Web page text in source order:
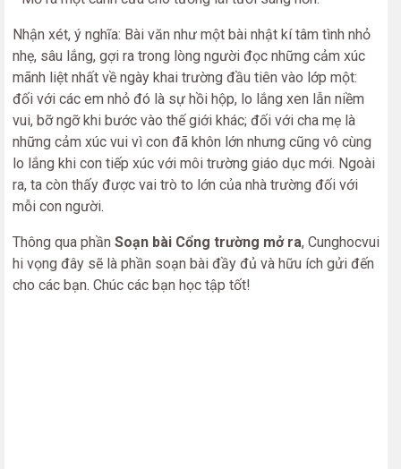
Nhận xét, ý nghĩa: Bài văn như một bài nhật kí tâm tình nhỏ
nhẹ, sâu lắng, gợi ra trong lòng người đọc những cảm xúc
mãnh liệt nhất về ngày khai trường đầu tiên vào lớp một:
đối với các em nhỏ đó là sự hồi hộp, lo lắng xen lẫn niềm
vui, bỡ ngỡ khi bước vào thế giới khác; đối với cha mẹ là
những cảm xúc vui vì con đã khôn lớn nhưng cũng vô cùng
lo lắng khi con tiếp xúc với môi trường giáo dục mới. Ngoài
ra, ta còn thấy được vai trò to lớn của nhà trường đối với
mỗi con người.
Thông qua phần Soạn bài Cổng trường mở ra, Cunghocvui
hi vọng đây sẽ là phần soạn bài đầy đủ và hữu ích gửi đến
cho các bạn. Chúc các bạn học tập tốt!